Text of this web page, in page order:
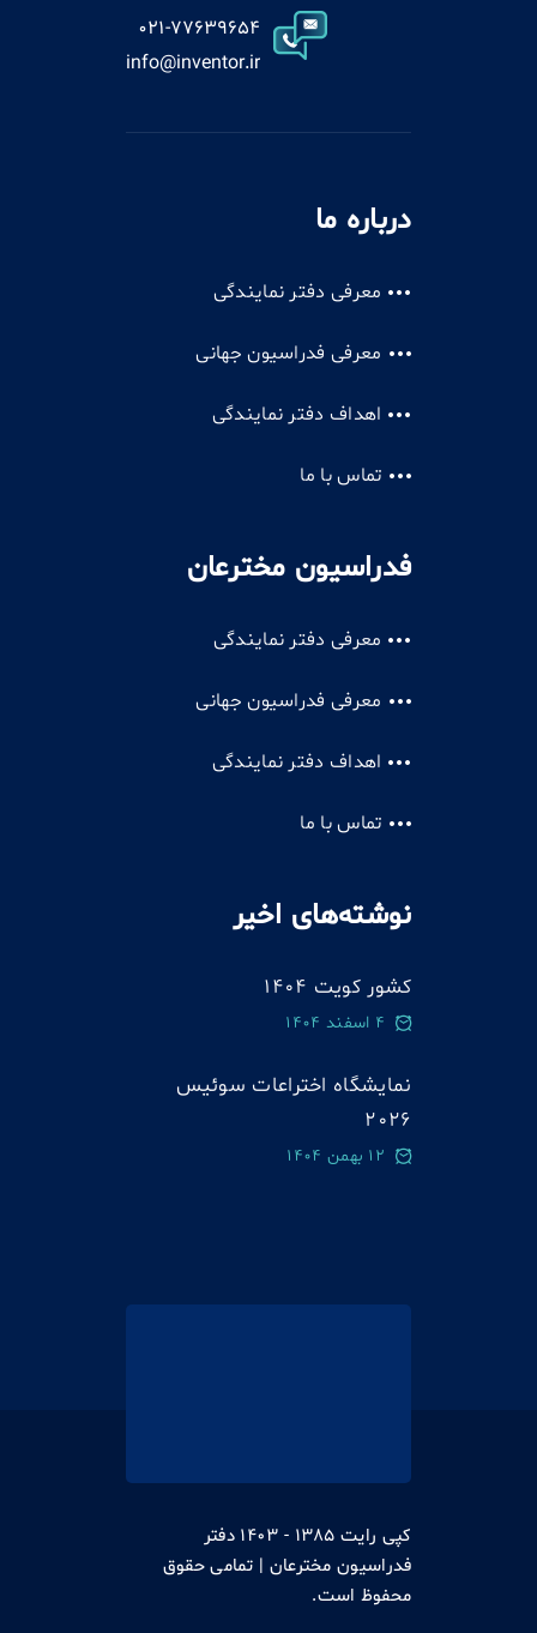
021-77639654
info@inventor.ir
درباره ما
معرفی دفتر نمایندگی
معرفی فدراسیون جهانی
اهداف دفتر نمایندگی
تماس با ما
فدراسیون مخترعان
معرفی دفتر نمایندگی
معرفی فدراسیون جهانی
اهداف دفتر نمایندگی
تماس با ما
نوشته‌های اخیر
کشور کویت 1404
4 اسفند 1404
نمایشگاه اختراعات سوئيس
2026
12 بهمن 1404
کپی رایت 1385 - 1403 دفتر
فدراسیون مخترعان | تمامی حقوق
محفوظ است.